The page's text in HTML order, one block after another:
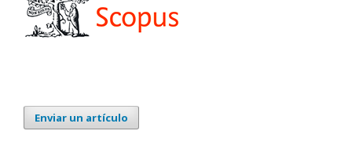
Enviar un artículo